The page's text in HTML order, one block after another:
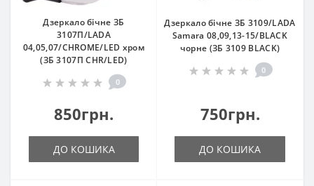
Дзеркало бічне ЗБ
3107П/LADA
04,05,07/CHROME/LED хром
(ЗБ 3107П CHR/LED)
0
850грн.
ДО КОШИКА
Дзеркало бічне ЗБ 3109/LADA
Samara 08,09,13-15/BLACK
чорне (ЗБ 3109 BLACK)
0
750грн.
ДО КОШИКА